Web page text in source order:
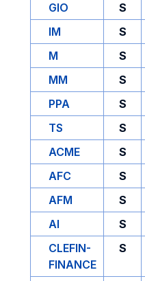
GIO
S
IM
S
M
S
MM
S
PPA
S
TS
S
ACME
S
AFC
S
AFM
S
AI
S
CLEFIN-
FINANCE
S